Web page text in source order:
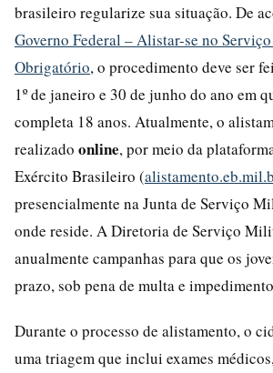
brasileiro regularize sua situação. De
Governo Federal – Alistar-se no
Obrigatório, o procedimento deve ser
1º de janeiro e 30 de junho do ano em
completa 18 anos. Atualmente, o
realizado online, por meio da
Exército Brasileiro (
presencialmente na Junta de Serviço
onde reside. A Diretoria de Serviço
anualmente campanhas para que os
prazo, sob pena de multa e
Durante o processo de alistamento, o
uma triagem que inclui exames